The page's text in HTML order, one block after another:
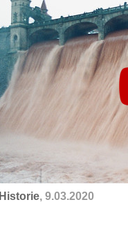
Historie, 9.03.2020